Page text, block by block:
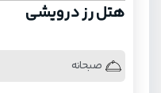
هتل رز درویشی
صبحانه